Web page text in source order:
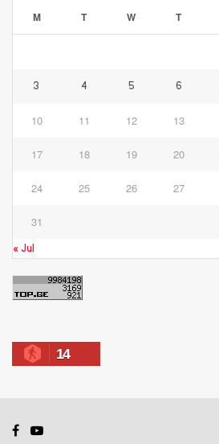
M T W T
3 4 5 6
10 11 12 13
17 18 19 20
24 25 26 27
31
« Jul
14